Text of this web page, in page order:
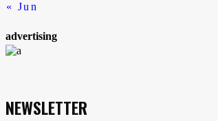
« Jun
advertising
NEWSLETTER